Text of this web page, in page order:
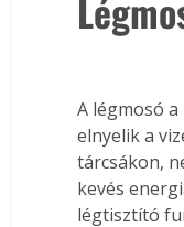
Virágoskert:
teraszon,
A légmosó
elnyelik a
tárcsákon,
kevés
légtisztító